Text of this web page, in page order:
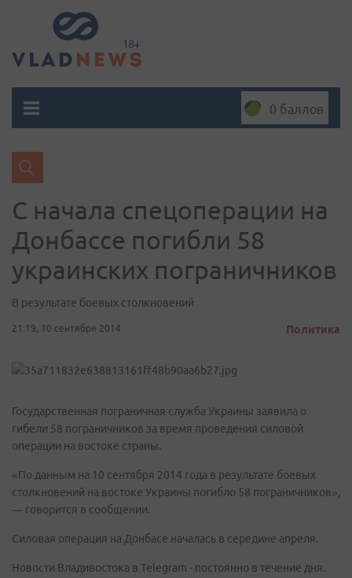
0 баллов
С начала спецоперации на
Донбассе погибли 58
украинских пограничников
В результате боевых столкновений
21:19, 10 сентября 2014 Политика
Государственная пограничная служба Украины заявила о
гибели 58 пограничников за время проведения силовой
операции на востоке страны.
«По данным на 10 сентября 2014 года в результате боевых
столкновений на востоке Украины погибло 58 пограничников»,
— говорится в сообщении.
Силовая операция на Донбасе началась в середине апреля.
Новости Владивостока в Telegram - постоянно в течение дня.